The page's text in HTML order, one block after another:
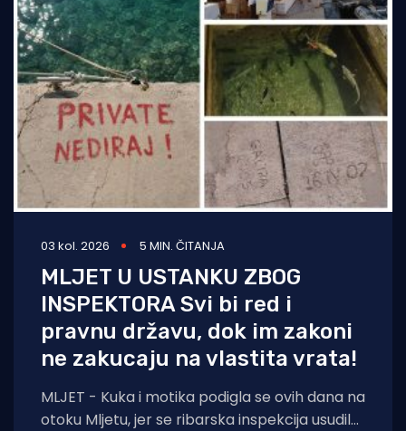
03 kol. 2026 5 MIN. ČITANJA
MLJET U USTANKU ZBOG
INSPEKTORA Svi bi red i
pravnu državu, dok im zakoni
ne zakucaju na vlastita vrata!
MLJET - Kuka i motika podigla se ovih dana na
otoku Mljetu, jer se ribarska inspekcija usudila